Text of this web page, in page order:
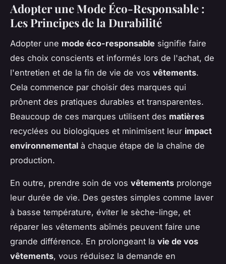
Adopter une Mode Éco-Responsable :
Les Principes de la Durabilité
Adopter une mode éco-responsable signifie faire
des choix conscients et informés lors de l'achat, de
l'entretien et de la fin de vie de vos vêtements.
Cela commence par choisir des marques qui
prônent des pratiques durables et transparentes.
Beaucoup de ces marques utilisent des matières
recyclées ou biologiques et minimisent leur impact
environnemental à chaque étape de la chaîne de
production.
En outre, prendre soin de vos vêtements prolonge
leur durée de vie. Des gestes simples comme laver
à basse température, éviter le sèche-linge, et
réparer les vêtements abîmés peuvent faire une
grande différence. En prolongeant la vie de vos
vêtements, vous réduisez la demande en